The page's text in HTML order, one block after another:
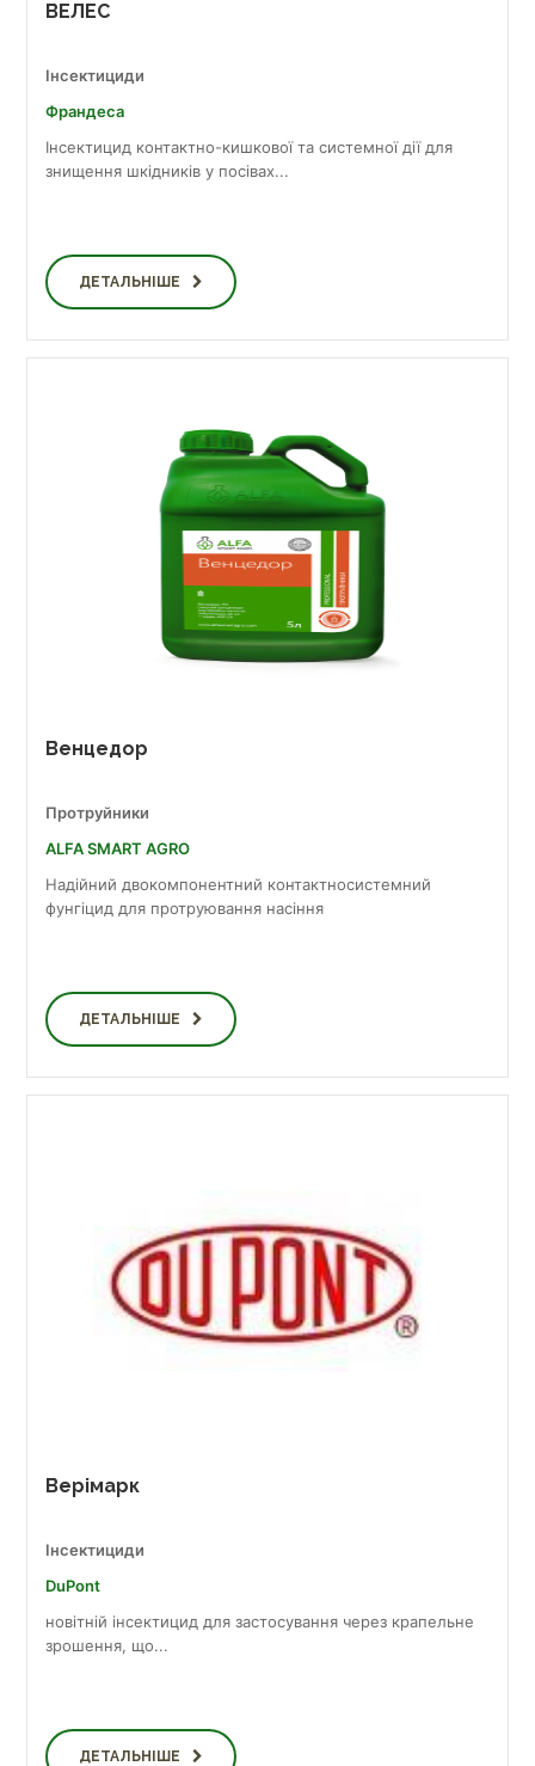
ВЕЛЕС
Інсектициди
Франдеса
Інсектицид контактно-кишкової та системної дії для
знищення шкідників у посівах...
ДЕТАЛЬНІШЕ
Венцедор
Протруйники
ALFA SMART AGRO
Надійний двокомпонентний контактносистемний
фунгіцид для протруювання насіння
ДЕТАЛЬНІШЕ
Верімарк
Інсектициди
DuPont
новітній інсектицид для застосування через крапельне
зрошення, що...
ДЕТАЛЬНІШЕ